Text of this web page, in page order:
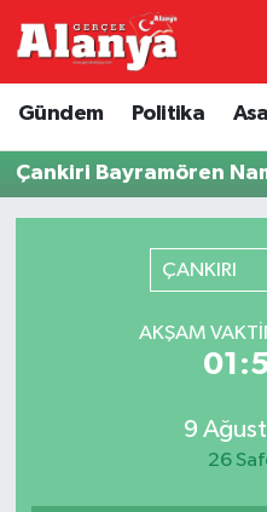
Gündem Politika
Çankiri Bayramören
ÇANKIRI
AKŞAM
9
26
Genel
Bilim
Bilim ve Teknoloji
Trafik Durumu
Süper Lig Puan
Tüm Manşetler
Son Dakika Haberleri